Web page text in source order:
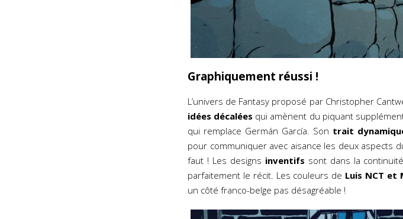
Graphiquement réussi !
L’univers de Fantasy proposé par Christopher
idées décalées qui amènent du piquant
qui remplace Germán García. Son trait
pour communiquer avec aisance les deux aspects
faut ! Les designs inventifs sont dans la
parfaitement le récit. Les couleurs de Luis NCT et
un côté franco-belge pas désagréable !